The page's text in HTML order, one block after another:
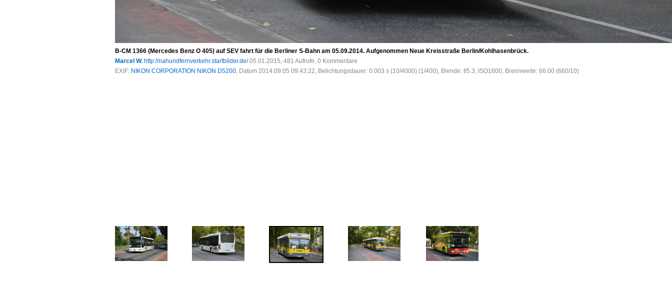
B-CM 1366 (Mercedes Benz O 405) auf SEV fahrt für die Berliner S-Bahn am 05.09.2014. Aufgenommen Neue Kreisstraße Berlin/Kohlhasenbrück.
Marcel W. http://nahundfernverkehr.startbilder.de/ 05.01.2015, 481 Aufrufe, 0 Kommentare
EXIF: NIKON CORPORATION NIKON D5200, Datum 2014:09:05 09:43:22, Belichtungsdauer: 0.003 s (10/4000) (1/400), Blende: f/5.3, ISO1600, Brennweite: 66.00 (660/10)